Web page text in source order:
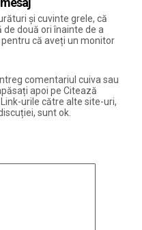
și cuvinte grele, că
două ori înainte de a
că aveți un monitor
comentariul cuiva sau
apoi pe Citează
urile către alte site-uri,
sunt ok.